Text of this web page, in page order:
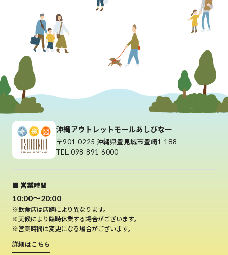
沖縄アウトレットモールあしびなー
〒901-0225 沖縄県豊見城市豊崎1-188
TEL. 098-891-6000
■ 営業時間
10:00～20:00
※飲食店は店舗により異なります。
※天候により臨時休業する場合がございます。
※営業時間は変更になる場合がございます。
詳細はこちら